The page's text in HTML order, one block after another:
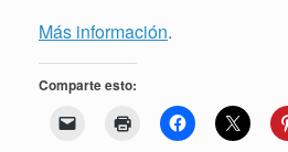
Más información.
Comparte esto: